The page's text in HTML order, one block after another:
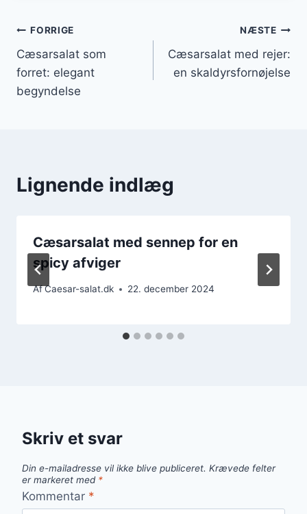
Indlægsnavigation
FORRIGE
Cæsarsalat som
forret: elegant
begyndelse
NÆSTE
Cæsarsalat med rejer:
en skaldyrsfornøjelse
Lignende indlæg
Cæsarsalat med sennep for en
spicy afviger
AfCaesar-salat.dk 22. december 2024
Skriv et svar
Din e-mailadresse vil ikke blive publiceret. Krævede felter
er markeret med *
Kommentar *